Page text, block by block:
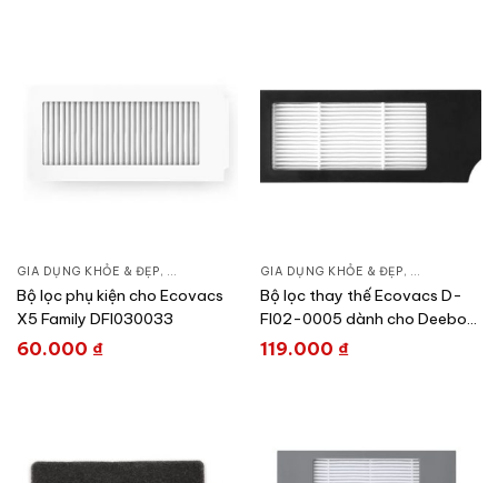
GIA DỤNG KHỎE & ĐẸP, CHĂM SÓC NHÀ CỬA, HÚT BỤI – ROBOT HÚT BỤI
Bộ lọc phụ kiện cho Ecovacs
X5 Family DFI030033
60.000 ₫
GIA DỤNG KHỎE & ĐẸP, CHĂM SÓC
Bộ lọc thay thế Ecovacs D-
FI02-0005 dành cho Deebot
X1 Series
119.000 ₫